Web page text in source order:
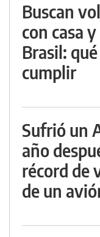
Buscan
con casa
Brasil:
cumplir
Sufrió un
año
récord de
de un